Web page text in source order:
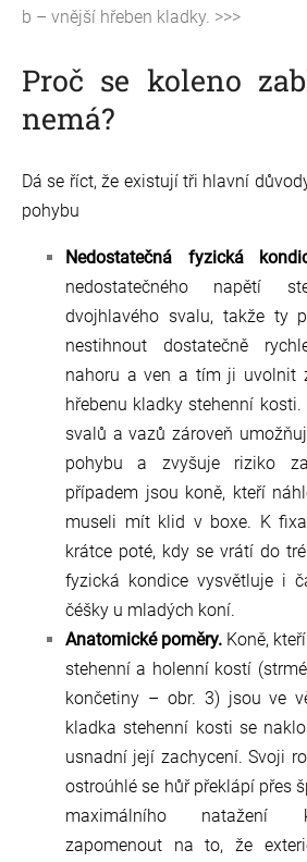
b – vnější hřeben kladky. >>>
Proč se koleno
nemá?
Dá se říct, že existují tři hlavní
pohybu
Nedostatečná fyzická
nedostatečného napětí
dvojhlavého svalu, takže ty
nestihnout dostatečně
nahoru a ven a tím ji uvolnit
hřebenu kladky stehenní
svalů a vazů zároveň
pohybu a zvyšuje riziko
případem jsou koně, kteří
museli mít klid v boxe. K
krátce poté, kdy se vrátí do
fyzická kondice vysvětluje i
čéšky u mladých koní.
Anatomické poměry. Koně,
stehenní a holenní kostí
končetiny – obr. 3) jsou ve
kladka stehenní kosti se
usnadní její zachycení. Svoji
ostroúhlé se hůř překlápí přes
maximálního natažení
zapomenout na to, že